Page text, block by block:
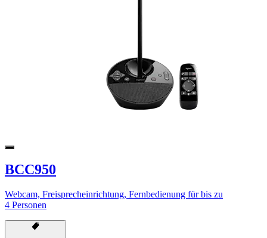
BCC950
Webcam, Freisprecheinrichtung, Fernbedienung für bis zu
4 Personen